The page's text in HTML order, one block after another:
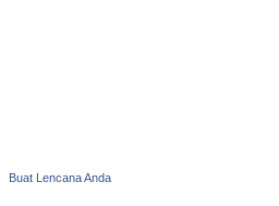
Buat Lencana Anda